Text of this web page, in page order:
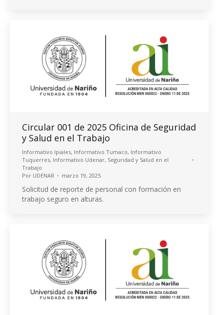
Circular 001 de 2025 Oficina de Seguridad
y Salud en el Trabajo
Informativo Ipiales, Informativo Tumaco, Informativo
Tuquerres, Informativo Udenar, Seguridad y Salud en el
Trabajo
Por UDENAR marzo 19, 2025
Solicitud de reporte de personal con formación en
trabajo seguro en alturas.